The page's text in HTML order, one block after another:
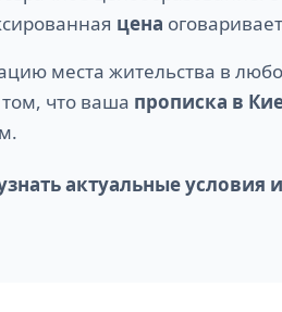
цена
места жительства в
что ваша прописка в
актуальные условия